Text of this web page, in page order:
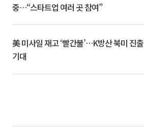
중…“스타트업 여러 곳 참여”
美 미사일 재고 ‘빨간불’…K방산 북미 진출
기대